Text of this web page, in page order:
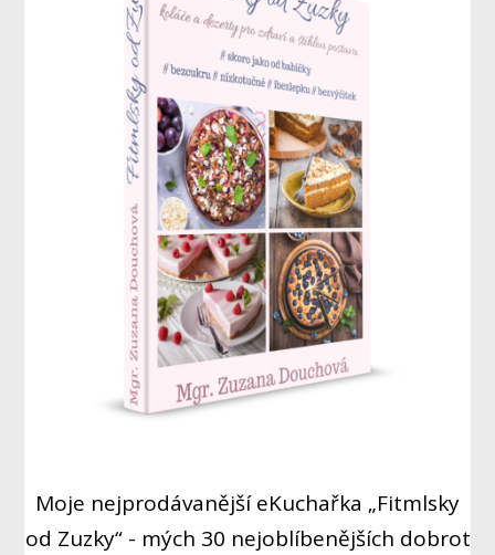
Moje nejprodávanější eKuchařka „Fitmlsky
od Zuzky“ - mých 30 nejoblíbenějších dobrot